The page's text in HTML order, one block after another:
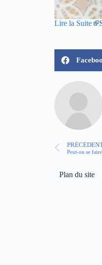
Lire la Suite
Peut-on se
Plan du site